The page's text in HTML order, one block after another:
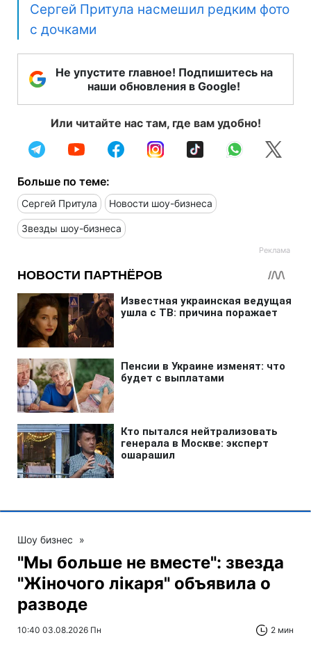
Сергей Притула насмешил редким фото
с дочками
Не упустите главное! Подпишитесь на
наши обновления в Google!
Или читайте нас там, где вам удобно!
Больше по теме:
Сергей Притула Новости шоу-бизнеса
Звезды шоу-бизнеса
Шоу бизнес »
"Мы больше не вместе": звезда
"Жіночого лікаря" объявила о
разводе
10:40 03.08.2026 Пн 2 мин